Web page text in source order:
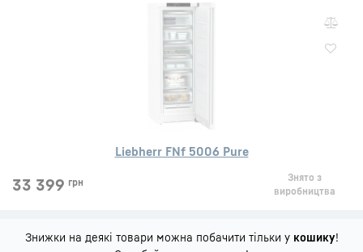
Liebherr FNf 5006 Pure
33 399 грн
Знято з
виробництва
Знижки на деякі товари можна побачити тільки у кошику!